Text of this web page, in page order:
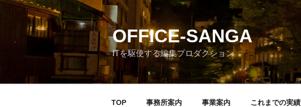
OFFICE-SANGA
ITを駆使する編集プロダクション
TOP 事務所案内 事業案内 これまでの実績